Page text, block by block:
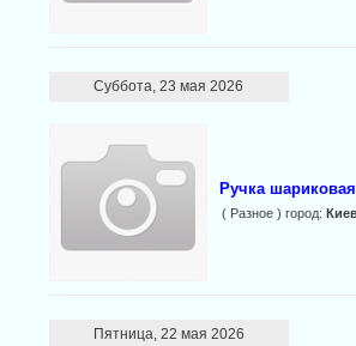
Суббота, 23 мая 2026
Ручка
( Разное ) город:
Пятница, 22 мая 2026